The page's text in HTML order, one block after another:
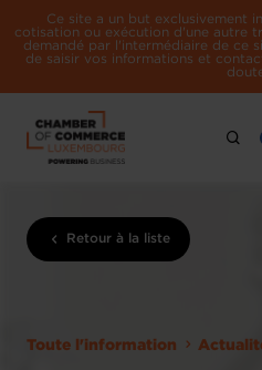
Ce site a un but exclusivement
cotisation ou exécution d'une autre
demandé par l'intermédiaire de ce
de saisir vos informations et
Retour à la liste
Toute l'information